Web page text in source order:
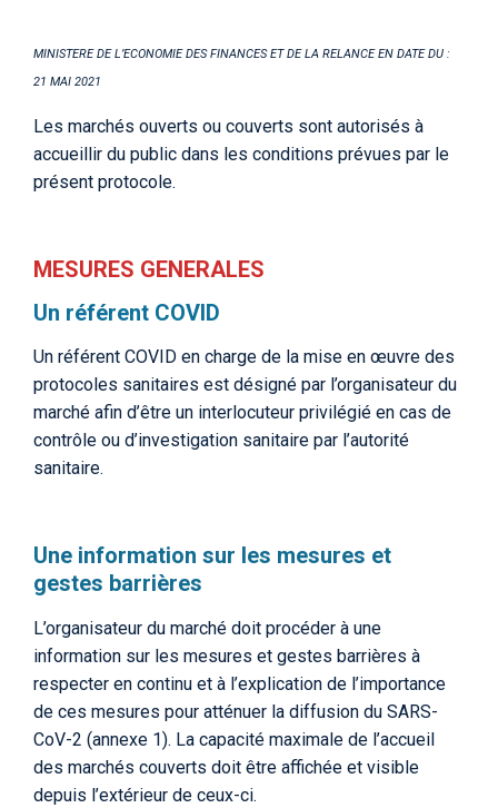
MINISTERE DE L’ECONOMIE DES FINANCES ET DE LA RELANCE EN DATE DU :
21 MAI 2021
Les marchés ouverts ou couverts sont autorisés à
accueillir du public dans les conditions prévues par le
présent protocole.
MESURES GENERALES
Un référent COVID
Un référent COVID en charge de la mise en œuvre des
protocoles sanitaires est désigné par l’organisateur du
marché afin d’être un interlocuteur privilégié en cas de
contrôle ou d’investigation sanitaire par l’autorité
sanitaire.
Une information sur les mesures et
gestes barrières
L’organisateur du marché doit procéder à une
information sur les mesures et gestes barrières à
respecter en continu et à l’explication de l’importance
de ces mesures pour atténuer la diffusion du SARS-
CoV-2 (annexe 1). La capacité maximale de l’accueil
des marchés couverts doit être affichée et visible
depuis l’extérieur de ceux-ci.